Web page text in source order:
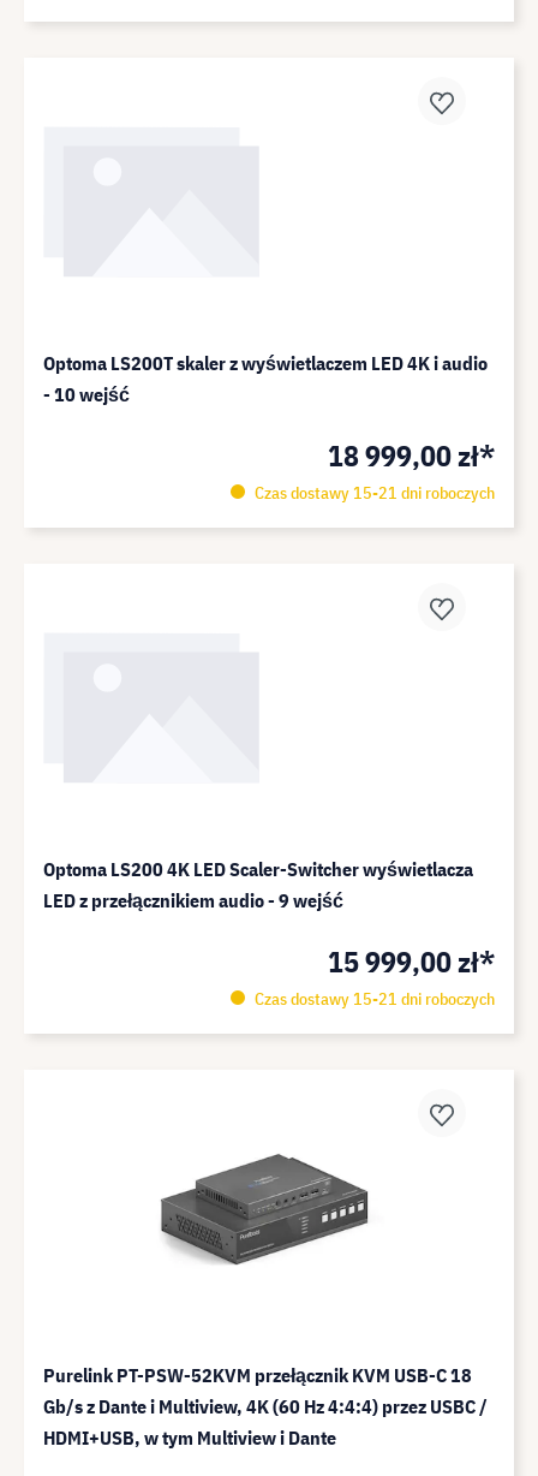
Optoma LS200T skaler z wyświetlaczem LED 4K i audio
- 10 wejść
18 999,00 zł*
Czas dostawy 15-21 dni roboczych
Optoma LS200 4K LED Scaler-Switcher wyświetlacza
LED z przełącznikiem audio - 9 wejść
15 999,00 zł*
Czas dostawy 15-21 dni roboczych
Purelink PT-PSW-52KVM przełącznik KVM USB-C 18
Gb/s z Dante i Multiview, 4K (60 Hz 4:4:4) przez USBC /
HDMI+USB, w tym Multiview i Dante